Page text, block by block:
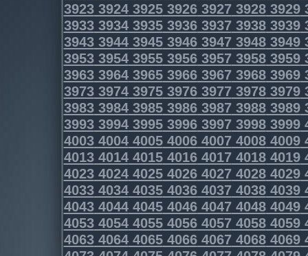
3923392439253926392739283929
3933393439353936393739383939
3943394439453946394739483949
3953395439553956395739583959
3963396439653966396739683969
3973397439753976397739783979
3983398439853986398739883989
3993399439953996399739983999
4003400440054006400740084009
4013401440154016401740184019
4023402440254026402740284029
4033403440354036403740384039
4043404440454046404740484049
4053405440554056405740584059
4063406440654066406740684069